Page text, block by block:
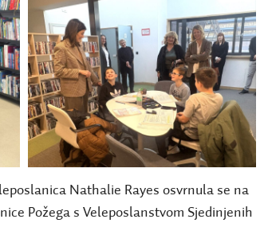
Nathalie Rayes osvrnula se na
Požega s Veleposlanstvom Sjedinjenih